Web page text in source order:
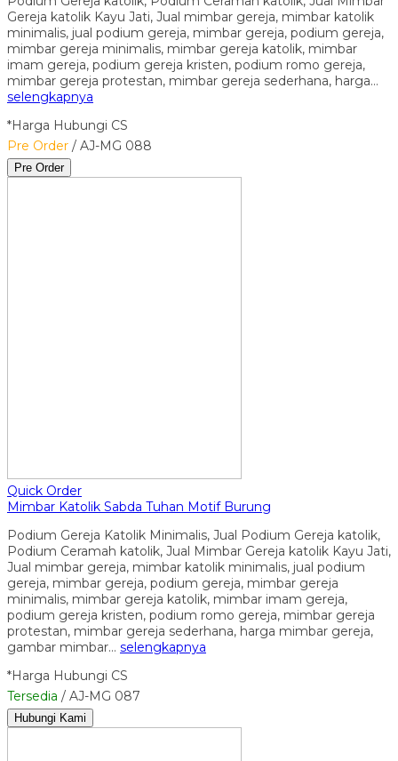
Gereja katolik Kayu Jati, Jual mimbar gereja, mimbar katolik
minimalis, jual podium gereja, mimbar gereja, podium gereja,
mimbar gereja minimalis, mimbar gereja katolik, mimbar
imam gereja, podium gereja kristen, podium romo gereja,
mimbar gereja protestan, mimbar gereja sederhana, harga…
selengkapnya
*Harga Hubungi CS
Pre Order / AJ-MG 088
Pre Order
Quick Order
Mimbar Katolik Sabda Tuhan Motif Burung
Podium Gereja Katolik Minimalis, Jual Podium Gereja katolik,
Podium Ceramah katolik, Jual Mimbar Gereja katolik Kayu Jati,
Jual mimbar gereja, mimbar katolik minimalis, jual podium
gereja, mimbar gereja, podium gereja, mimbar gereja
minimalis, mimbar gereja katolik, mimbar imam gereja,
podium gereja kristen, podium romo gereja, mimbar gereja
protestan, mimbar gereja sederhana, harga mimbar gereja,
gambar mimbar… selengkapnya
*Harga Hubungi CS
Tersedia / AJ-MG 087
Hubungi Kami